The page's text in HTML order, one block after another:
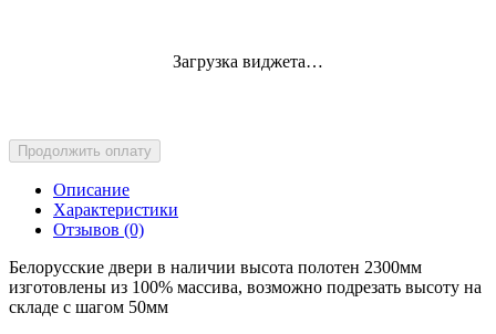
Загрузка виджета…
Продолжить оплату
Описание
Характеристики
Отзывов (0)
Белорусские двери в наличии высота полотен 2300мм
изготовлены из 100% массива, возможно подрезать высоту на
складе с шагом 50мм